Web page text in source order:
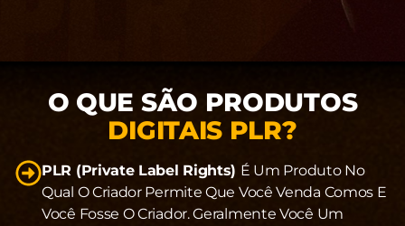
O QUE SÃO PRODUTOS
DIGITAIS PLR?
PLR (private Label Rights) É Um Produto No
Qual O Criador Permite Que Você Venda Comos E
Você Fosse O Criador. Geralmente Você Um